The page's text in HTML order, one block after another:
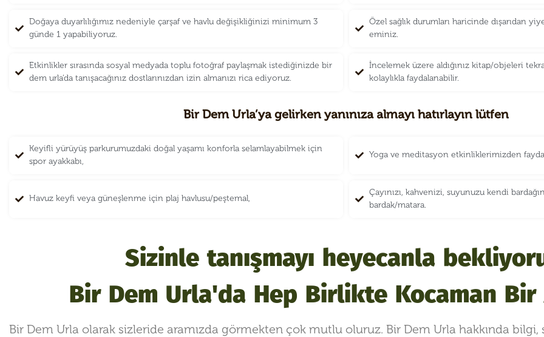
Doğaya duyarlılığımız nedeniyle çarşaf ve havlu değişikliğinizi minimum 3
günde 1 yapabiliyoruz.
Özel sağlık durumları haricinde dışarıdan
eminiz.
Etkinlikler sırasında sosyal medyada toplu fotoğraf paylaşmak istediğinizde bir
dem urla’da tanışacağınız dostlarınızdan izin almanızı rica ediyoruz.
İncelemek üzere aldığınız kitap/objeleri
kolaylıkla faydalanabilir.
Bir Dem Urla’ya gelirken yanınıza almayı hatırlayın lütfen
Keyifli yürüyüş parkurumuzdaki doğal yaşamı konforla selamlayabilmek için
spor ayakkabı,
Yoga ve meditasyon etkinliklerimizden
Havuz keyfi veya güneşlenme için plaj havlusu/peştemal,
Çayınızı, kahvenizi, suyunuzu kendi
bardak/matara.
Sizinle tanışmayı heyecanla
Bir Dem Urla'da Hep Birlikte Kocaman Bir
Bir Dem Urla olarak sizleride aramızda görmekten çok mutlu oluruz. Bir Dem Urla hakkında